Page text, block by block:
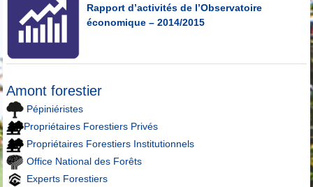
Rapport d’activités de l’Observatoire
économique – 2014/2015
Amont forestier
Pépiniéristes
Propriétaires Forestiers Privés
Propriétaires Forestiers Institutionnels
Office National des Forêts
Experts Forestiers